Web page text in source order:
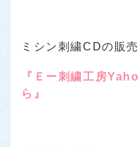
ミシン刺繍CDの販
『Ｅー刺繍工房
ら』